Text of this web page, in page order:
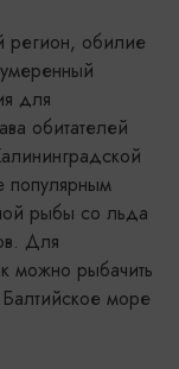
регион, обилие
для
обитателей
популярным
рыбы со льда
Для
можно рыбачить
море